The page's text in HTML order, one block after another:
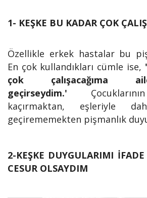
1- KEŞKE BU KADAR ÇOK
Özellikle erkek hastalar bu
En çok kullandıkları cümle ise,
çok çalışacağıma
geçirseydim.'
kaçırmaktan, eşleriyle
geçirememekten pişmanlık
2-KEŞKE DUYGULARIMI
CESUR OLSAYDIM